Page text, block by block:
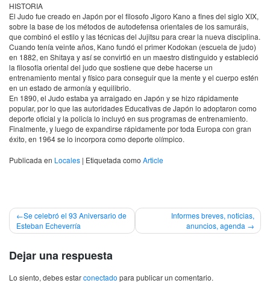
HISTORIA
El Judo fue creado en Japón por el filosofo Jigoro Kano a fines del siglo XIX,
sobre la base de los métodos de autodefensa orientales de los samuráis,
que combinó el estilo y las técnicas del Jujitsu para crear la nueva disciplina.
Cuando tenía veinte años, Kano fundó el primer Kodokan (escuela de judo)
en 1882, en Shitaya y así se convirtió en un maestro distinguido y estableció
la filosofía oriental del judo que sostiene que debe hacerse un
entrenamiento mental y físico para conseguir que la mente y el cuerpo estén
en un estado de armonía y equilibrio.
En 1890, el Judo estaba ya arraigado en Japón y se hizo rápidamente
popular, por lo que las autoridades Educativas de Japón lo adoptaron como
deporte oficial y la policía lo incluyó en sus programas de entrenamiento.
Finalmente, y luego de expandirse rápidamente por toda Europa con gran
éxito, en 1964 se lo incorpora como deporte olímpico.
Publicada en Locales | Etiquetada como Article
Navegación
de
entradas
Se celebró el 93 Aniversario de
Esteban Echeverría
Informes breves, noticias,
anuncios, agenda
Dejar una respuesta
Lo siento, debes estarconectado para publicar un comentario.